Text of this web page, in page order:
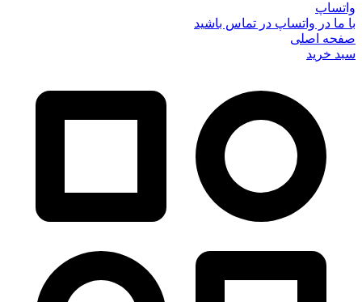
واتساپ
با ما در واتساپ در تماس باشید
صفحه اصلی
سبد خرید